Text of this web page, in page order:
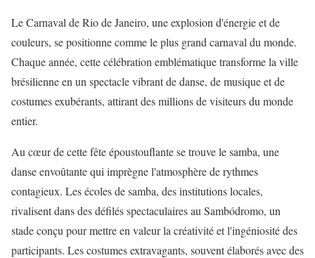
Le Carnaval de Rio de Janeiro, une explosion d'énergie et de
couleurs, se positionne comme le plus grand carnaval du monde.
Chaque année, cette célébration emblématique transforme la ville
brésilienne en un spectacle vibrant de danse, de musique et de
costumes exubérants, attirant des millions de visiteurs du monde
entier.
Au cœur de cette fête époustouflante se trouve le samba, une
danse envoûtante qui imprègne l'atmosphère de rythmes
contagieux. Les écoles de samba, des institutions locales,
rivalisent dans des défilés spectaculaires au Sambódromo, un
stade conçu pour mettre en valeur la créativité et l'ingéniosité des
participants. Les costumes extravagants, souvent élaborés avec des